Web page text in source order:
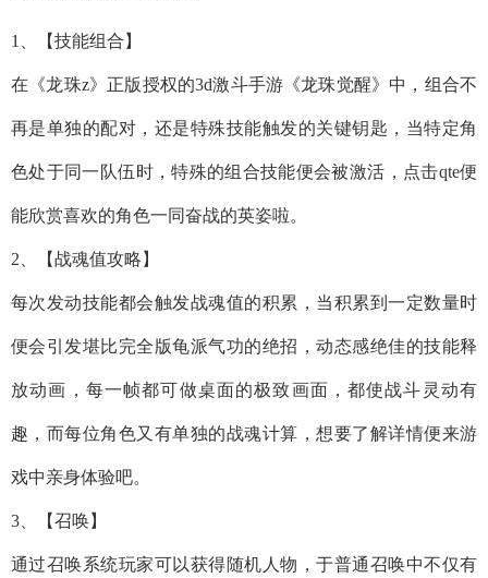
1、【技能组合】
在《龙珠z》正版授权的3d激斗手游《龙珠觉醒》中，组合不
再是单独的配对，还是特殊技能触发的关键钥匙，当特定角
色处于同一队伍时，特殊的组合技能便会被激活，点击qte便
能欣赏喜欢的角色一同奋战的英姿啦。
2、【战魂值攻略】
每次发动技能都会触发战魂值的积累，当积累到一定数量时
便会引发堪比完全版龟派气功的绝招，动态感绝佳的技能释
放动画，每一帧都可做桌面的极致画面，都使战斗灵动有
趣，而每位角色又有单独的战魂计算，想要了解详情便来游
戏中亲身体验吧。
3、【召唤】
通过召唤系统玩家可以获得随机人物，于普通召唤中不仅有